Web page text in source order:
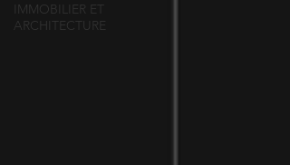
IMMOBILIER ET
ARCHITECTURE